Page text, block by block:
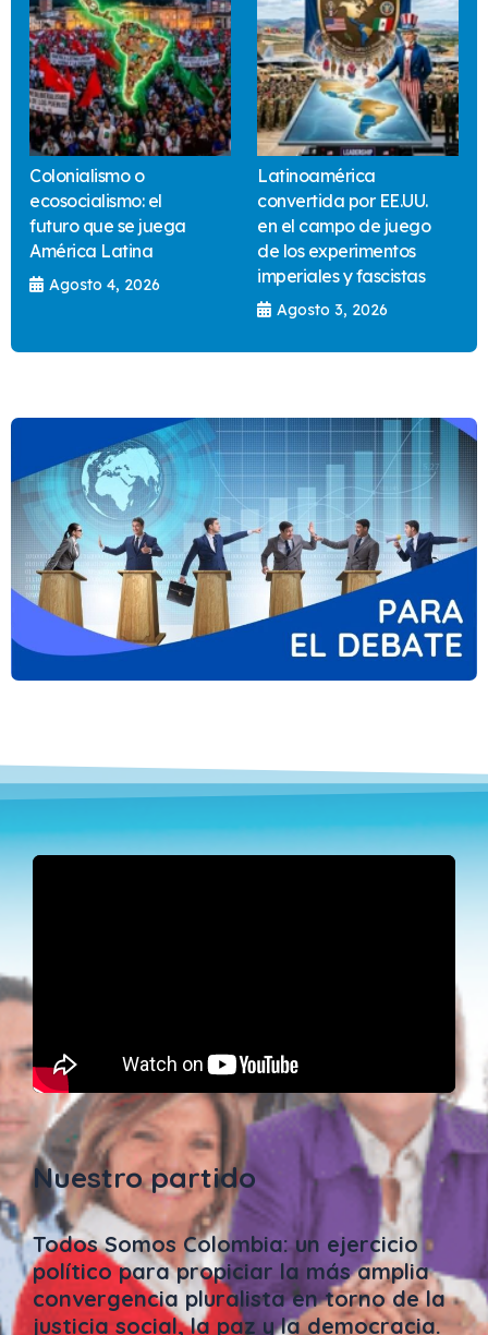
Colonialismo o
ecosocialismo: el
futuro que se juega
América Latina
Agosto 4, 2026
Latinoamérica
convertida por EE.UU.
en el campo de juego
de los experimentos
imperiales y fascistas
Agosto 3, 2026
Nuestro partido
Todos Somos Colombia: un ejercicio
político para propiciar la más amplia
convergencia pluralista en torno de la
justicia social, la paz y la democracia.